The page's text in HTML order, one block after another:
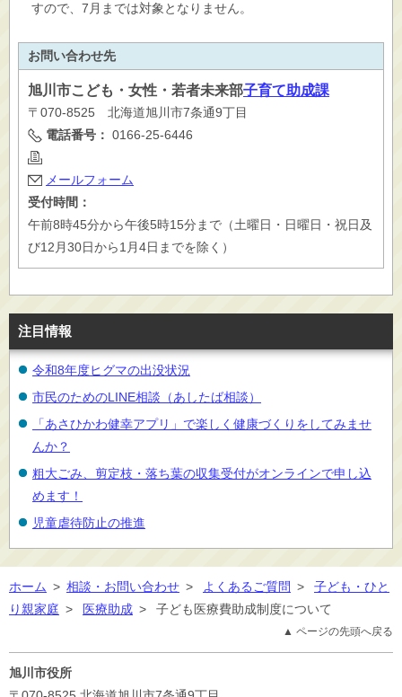
すので、7月までは対象となりません。
お問い合わせ先
旭川市こども・女性・若者未来部子育て助成課
〒070-8525 北海道旭川市7条通9丁目
電話番号： 0166-25-6446
メールフォーム
受付時間：
午前8時45分から午後5時15分まで（土曜日・日曜日・祝日及
び12月30日から1月4日までを除く）
注目情報
令和8年度ヒグマの出没状況
市民のためのLINE相談（あしたば相談）
「あさひかわ健幸アプリ」で楽しく健康づくりをしてみませ
んか？
粗大ごみ、剪定枝・落ち葉の収集受付がオンラインで申し込
めます！
児童虐待防止の推進
ホーム > 相談・お問い合わせ > よくあるご質問 >
子ども・ひと
り親家庭 > 医療助成 > 子ども医療費助成制度について
▲ ページの先頭へ戻る
旭川市役所